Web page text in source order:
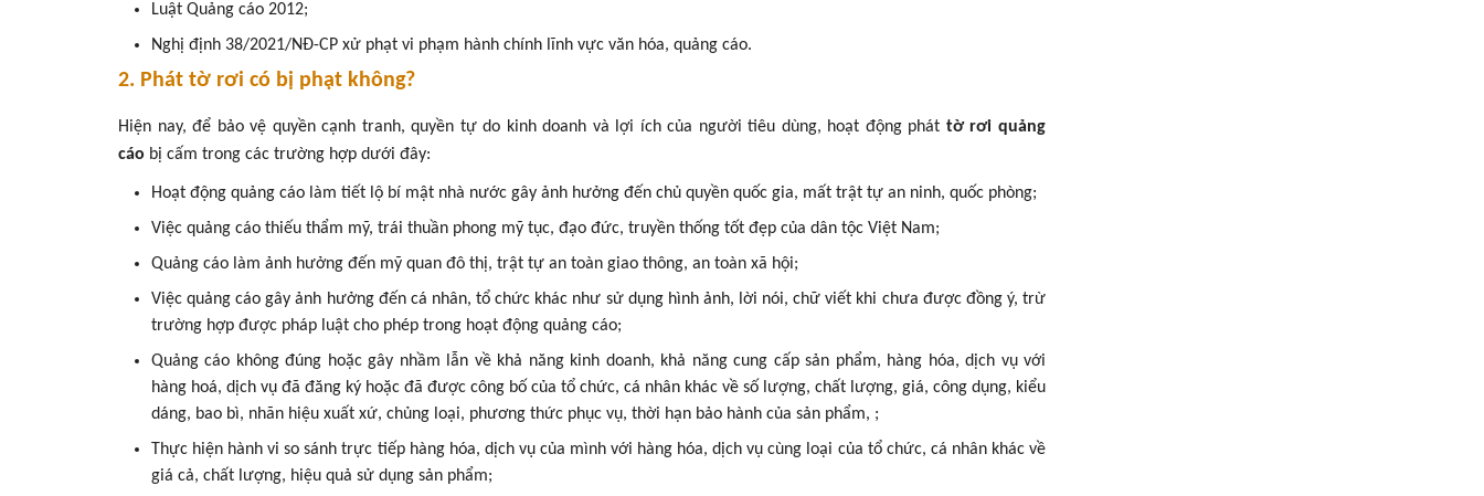
Luật Quảng cáo 2012;
Nghị định 38/2021/NĐ-CP xử phạt vi phạm hành chính lĩnh vực văn hóa, quảng cáo.
2. Phát tờ rơi có bị phạt không?
Hiện nay, để bảo vệ quyền cạnh tranh, quyền tự do kinh doanh và lợi ích của người tiêu dùng, hoạt động phát tờ rơi quảng
cáo bị cấm trong các trường hợp dưới đây:
Hoạt động quảng cáo làm tiết lộ bí mật nhà nước gây ảnh hưởng đến chủ quyền quốc gia, mất trật tự an ninh, quốc phòng;
Việc quảng cáo thiếu thẩm mỹ, trái thuần phong mỹ tục, đạo đức, truyền thống tốt đẹp của dân tộc Việt Nam;
Quảng cáo làm ảnh hưởng đến mỹ quan đô thị, trật tự an toàn giao thông, an toàn xã hội;
Việc quảng cáo gây ảnh hưởng đến cá nhân, tổ chức khác như sử dụng hình ảnh, lời nói, chữ viết khi chưa được đồng ý, trừ
trường hợp được pháp luật cho phép trong hoạt động quảng cáo;
Quảng cáo không đúng hoặc gây nhầm lẫn về khả năng kinh doanh, khả năng cung cấp sản phẩm, hàng hóa, dịch vụ với
hàng hoá, dịch vụ đã đăng ký hoặc đã được công bố của tổ chức, cá nhân khác về số lượng, chất lượng, giá, công dụng, kiểu
dáng, bao bì, nhãn hiệu xuất xứ, chủng loại, phương thức phục vụ, thời hạn bảo hành của sản phẩm, ;
Thực hiện hành vi so sánh trực tiếp hàng hóa, dịch vụ của mình với hàng hóa, dịch vụ cùng loại của tổ chức, cá nhân khác về
giá cả, chất lượng, hiệu quả sử dụng sản phẩm;